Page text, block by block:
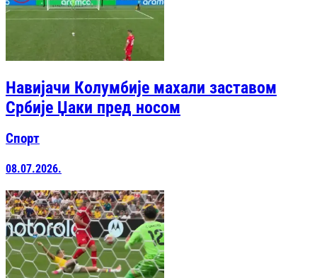
Навијачи Колумбије махали заставом
Србије Џаки пред носом
Спорт
08.07.2026.